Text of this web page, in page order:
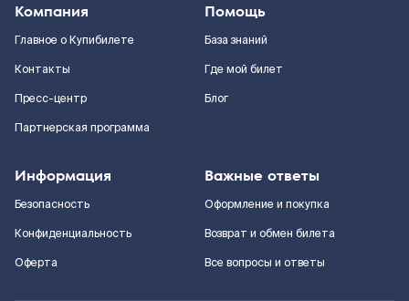
Компания
Главное о Купибилете
Контакты
Пресс-центр
Партнерская программа
Помощь
База знаний
Где мой билет
Блог
Информация
Безопасность
Конфиденциальность
Оферта
Важные ответы
Оформление и покупка
Возврат и обмен билета
Все вопросы и ответы